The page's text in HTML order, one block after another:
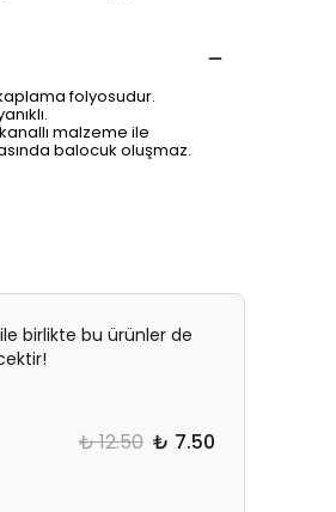
folyosudur.
malzeme ile
balocuk oluşmaz.
birlikte bu ürünler de
₺ 12.50 ₺ 7.50